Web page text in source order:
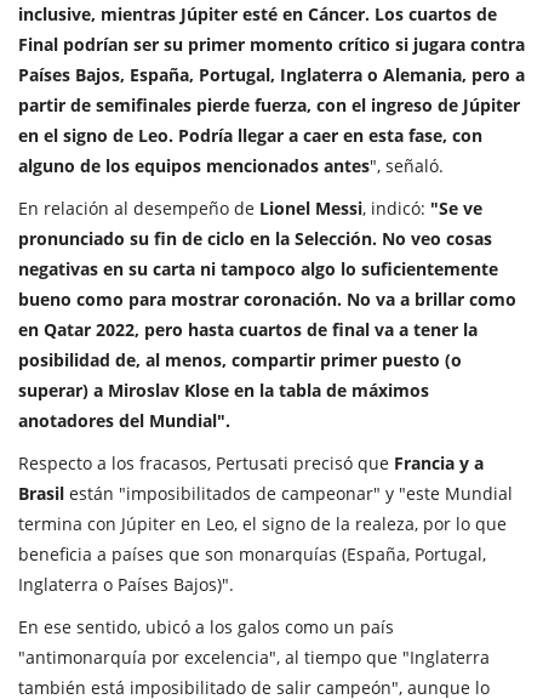
inclusive, mientras Júpiter esté en Cáncer. Los cuartos de
Final podrían ser su primer momento crítico si jugara contra
Países Bajos, España, Portugal, Inglaterra o Alemania, pero a
partir de semifinales pierde fuerza, con el ingreso de Júpiter
en el signo de Leo. Podría llegar a caer en esta fase, con
alguno de los equipos mencionados antes", señaló.
En relación al desempeño de Lionel Messi, indicó: "Se ve
pronunciado su fin de ciclo en la Selección. No veo cosas
negativas en su carta ni tampoco algo lo suficientemente
bueno como para mostrar coronación. No va a brillar como
en Qatar 2022, pero hasta cuartos de final va a tener la
posibilidad de, al menos, compartir primer puesto (o
superar) a Miroslav Klose en la tabla de máximos
anotadores del Mundial".
Respecto a los fracasos, Pertusati precisó que Francia y a
Brasil están "imposibilitados de campeonar" y "este Mundial
termina con Júpiter en Leo, el signo de la realeza, por lo que
beneficia a países que son monarquías (España, Portugal,
Inglaterra o Países Bajos)".
En ese sentido, ubicó a los galos como un país
"antimonarquía por excelencia", al tiempo que "Inglaterra
también está imposibilitado de salir campeón", aunque lo